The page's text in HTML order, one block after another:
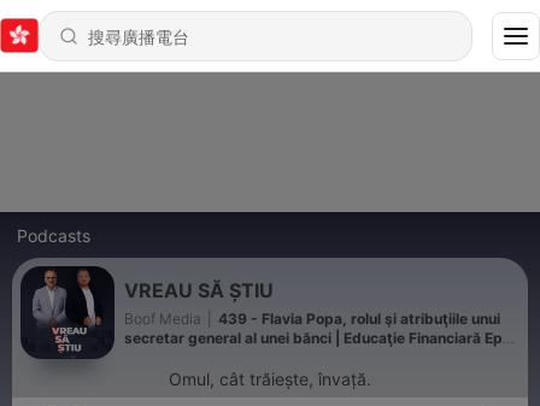
Podcasts
VREAU SĂ ȘTIU
Boof Media
439 - Flavia Popa, rolul şi atribuţiile unui
secretar general al unei bănci | Educaţie Financiară Ep
Omul, cât trăiește, învață.